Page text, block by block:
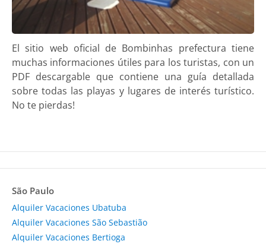
El sitio web oficial de Bombinhas prefectura tiene
muchas informaciones útiles para los turistas, con un
PDF descargable que contiene una guía detallada
sobre todas las playas y lugares de interés turístico.
No te pierdas!
São Paulo
Alquiler Vacaciones Ubatuba
Alquiler Vacaciones São Sebastião
Alquiler Vacaciones Bertioga